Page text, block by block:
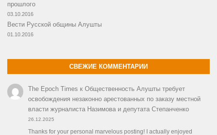
прошлого
03.10.2016
Вести Русской общины Алушты
01.10.2016
СВЕЖИЕ КОММЕНТАРИИ
The Epoch Times к Общественность Алушты требует
освобождения незаконно арестованных по заказу местной
власти журналиста Назимова и депутата Степанченко
26.12.2025
Thanks for your personal marvelous posting! I actually enjoyed